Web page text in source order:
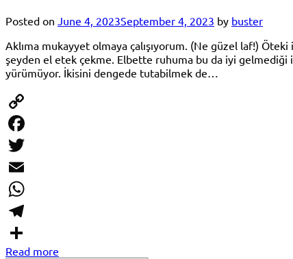
Posted on June 4, 2023September 4, 2023 by buster
Aklıma mukayyet olmaya çalışıyorum. (Ne güzel laf!)
şeyden el etek çekme. Elbette ruhuma bu da iyi gelmediği
yürümüyor. İkisini dengede tutabilmek de…
Copy
Link
Facebook
Twitter
Email
WhatsApp
Telegram
Share
Read more